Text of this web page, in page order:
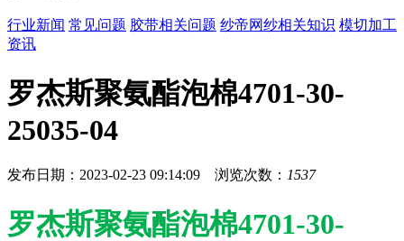
行业新闻 常见问题 胶带相关问题 纱帝网纱相关知识 模切加工
资讯
罗杰斯聚氨酯泡棉4701-30-
25035-04
发布日期：2023-02-23 09:14:09 浏览次数： 1537
罗杰斯聚氨酯泡棉4701-30-